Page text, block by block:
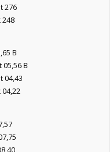
276
B
B
04,43